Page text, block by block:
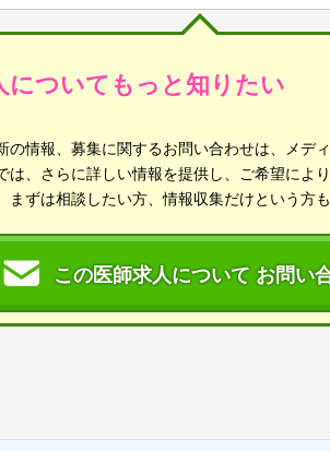
についてもっと知りたい
の情報、募集に関するお問い合わせは、メデ
は、さらに詳しい情報を提供し、ご希望によ
まずは相談したい方、情報収集だけという方
この医師求人について お問い